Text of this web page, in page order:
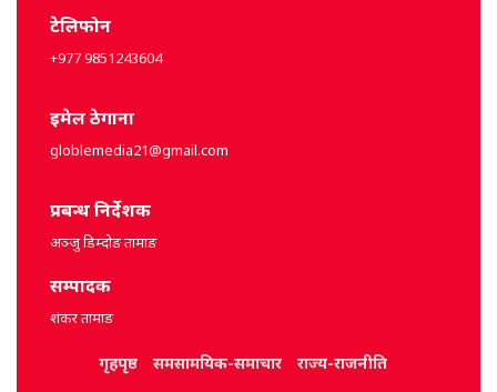
टेलिफोन
+977 9851243604
इमेल ठेगाना
globlemedia21@gmail.com
प्रबन्ध निर्देशक
अञ्जु डिम्दोङ तामाङ
सम्पादक
शंकर तामाङ
गृहपृष्ठ समसामयिक-समाचार
राज्य-राजनीति